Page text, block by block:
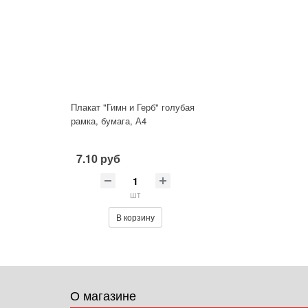
Плакат "Гимн и Герб" голубая
рамка, бумага, А4
7.10 руб
шт
В корзину
О магазине